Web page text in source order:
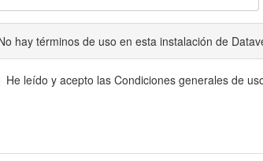
hay términos de uso en esta instalación de
He leído y acepto las Condiciones generales de